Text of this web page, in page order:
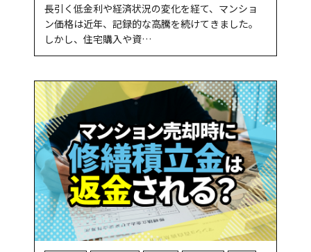
長引く低金利や経済状況の変化を経て、マンショ
ン価格は近年、記録的な高騰を続けてきました。
しかし、住宅購入や資…